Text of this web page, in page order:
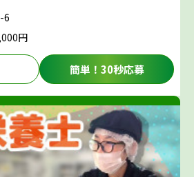
6
円
簡単！30秒応募